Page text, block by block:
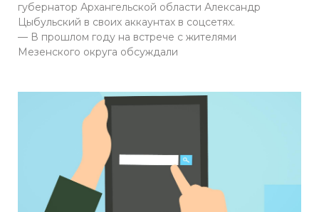
губернатор Архангельской области Александр
Цыбульский в своих аккаунтах в соцсетях.
— В прошлом году на встрече с жителями
Мезенского округа обсуждали